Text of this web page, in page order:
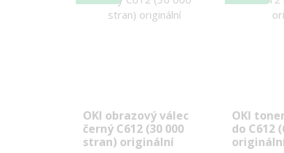
OKI obrazový válec
černý C612 (30 000
stran) originální
OKI
do C612